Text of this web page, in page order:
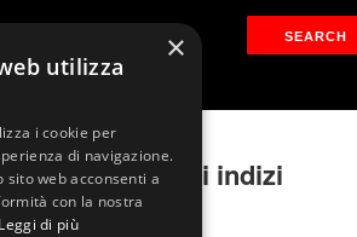
– Tutti gli indizi
portano qui
×
utilizza
i cookie per
di navigazione.
sito web acconsenti a
con la nostra
Leggi di più